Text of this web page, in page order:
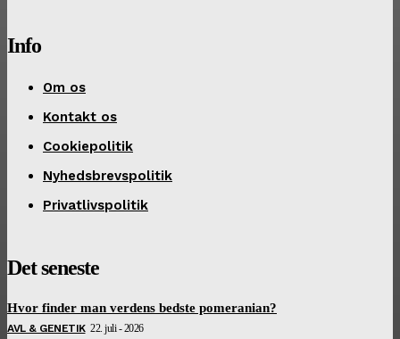
Info
Om os
Kontakt os
Cookiepolitik
Nyhedsbrevspolitik
Privatlivspolitik
Det seneste
Hvor finder man verdens bedste pomeranian?
AVL & GENETIK 22. juli - 2026